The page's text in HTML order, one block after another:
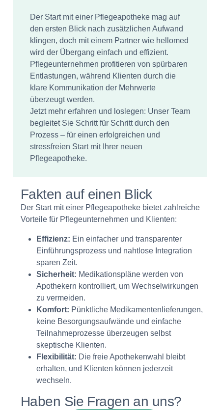
Der Start mit einer Pflegeapotheke mag auf
den ersten Blick nach zusätzlichen Aufwand
klingen, doch mit einem Partner wie hellomed
wird der Übergang einfach und effizient.
Pflegeunternehmen profitieren von spürbaren
Entlastungen, während Klienten durch die
klare Kommunikation der Mehrwerte
überzeugt werden.
Jetzt mehr erfahren und loslegen: Unser Team
begleitet Sie Schritt für Schritt durch den
Prozess – für einen erfolgreichen und
stressfreien Start mit Ihrer neuen
Pflegeapotheke.
Fakten auf einen Blick
Der Start mit einer Pflegeapotheke bietet zahlreiche
Vorteile für Pflegeunternehmen und Klienten:
Effizienz: Ein einfacher und transparenter
Einführungsprozess und nahtlose Integration
sparen Zeit.
Sicherheit: Medikationspläne werden von
Apothekern kontrolliert, um Wechselwirkungen
zu vermeiden.
Komfort: Pünktliche Medikamentenlieferungen,
keine Besorgungsaufwände und einfache
Teilnahmeprozesse überzeugen selbst
skeptische Klienten.
Flexibilität: Die freie Apothekenwahl bleibt
erhalten, und Klienten können jederzeit
wechseln.
Haben Sie Fragen an uns?